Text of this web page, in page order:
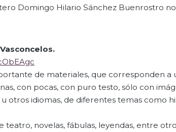
Domingo Hilario Sánchez Buenrostro
de materiales, que corresponden a
con pocas, con puro testo, sólo con
otros idiomas, de diferentes temas como
teatro, novelas, fábulas, leyendas, entre